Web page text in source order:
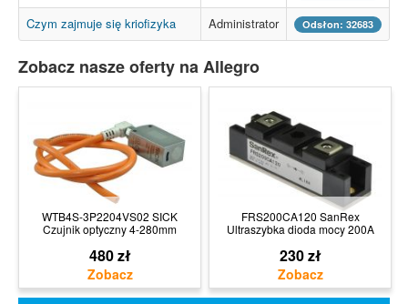
Czym zajmuje się kriofizyka Administrator Odsłon: 32683
Zobacz nasze oferty na Allegro
WTB4S-3P2204VS02 SICK
Czujnik optyczny 4-280mm
480 zł
FRS200CA120 SanRex
Ultraszybka dioda mocy 200A
230 zł